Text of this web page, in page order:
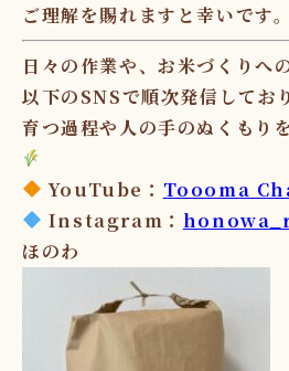
ご理解を賜れますと幸いです。
日々の作業や、お米づくりへ
以下のSNSで順次発信してお
育つ過程や人の手のぬくもり
YouTube ： Toooma
Instagram ：
ほのわ